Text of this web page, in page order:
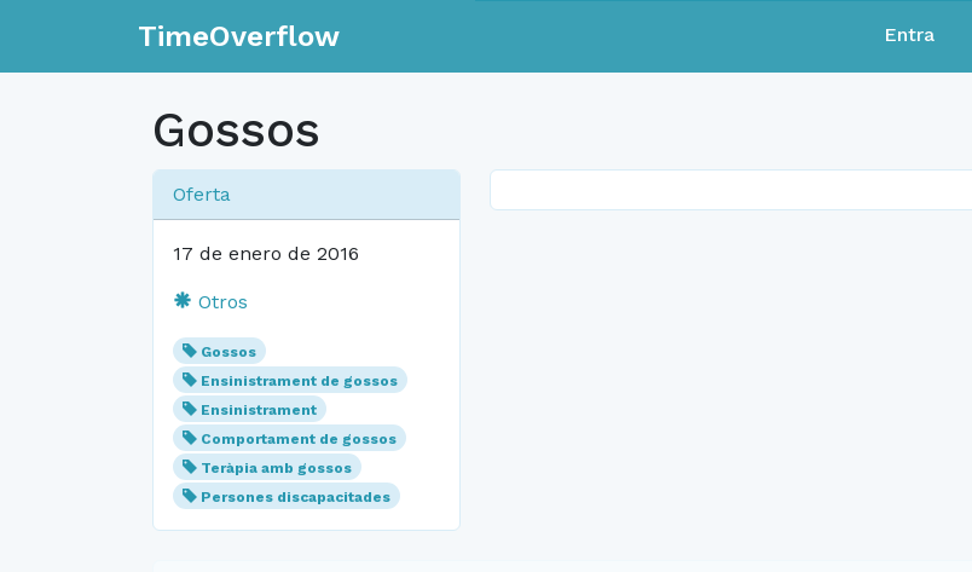
TimeOverflow Entra
Gossos
Oferta
17 de enero de 2016
Otros
Gossos
Ensinistrament de gossos
Ensinistrament
Comportament de gossos
Teràpia amb gossos
Persones discapacitades